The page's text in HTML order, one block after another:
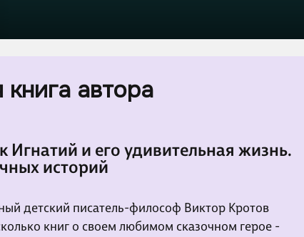
автора
Игнатий и его удивительная жизнь.
историй
детский писатель-философ Виктор Кротов
книг о своем любимом сказочном герое -